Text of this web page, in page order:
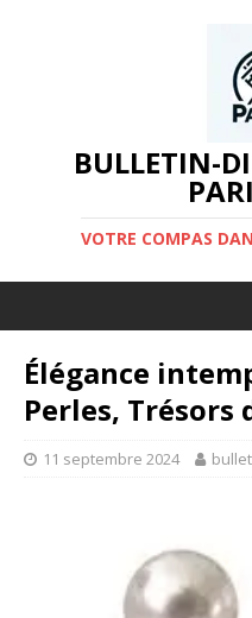
BULLETIN-
VOTRE COMPAS
Élégance
Perles,
11 septembre 2024